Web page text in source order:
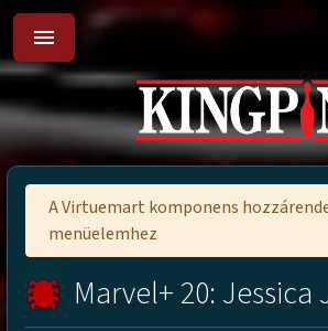
menu
A Virtuemart komponens
menüelemhez
Marvel+ 20: Jessica